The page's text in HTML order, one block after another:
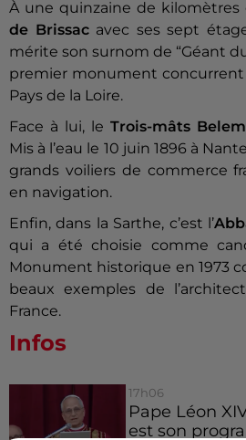
À une quinzaine de kilomètres
de Brissacavec ses sept
mérite son surnom de “Géant
premier monument
Pays de la Loire.
Face à lui, le Trois-mâts Belem
Mis à l’eau le 10 juin 1896 à
grands voiliers de commerce
en navigation.
Enfin, dans la Sarthe, c’est l’
qui a été choisie comme
Monument historique en 1973
beaux exemples de
France.
Infos
17h06
Pape Léon
est son